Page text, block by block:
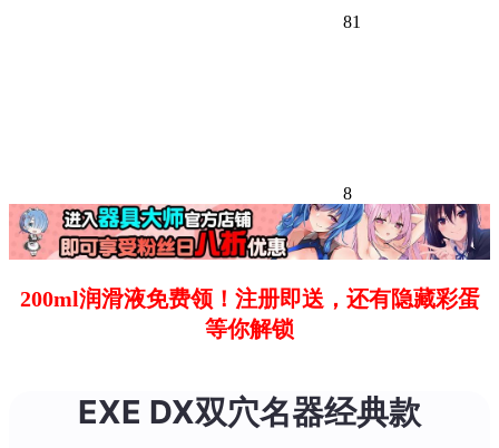
81
8
200ml润滑液免费领！注册即送，还有隐藏彩蛋
等你解锁
EXE DX双穴名器经典款